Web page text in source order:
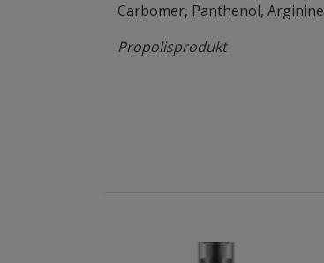
Carbomer, Panthenol, Arginine
Propolisprodukt